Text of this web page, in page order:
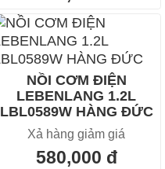
NỒI CƠM ĐIỆN
LEBENLANG 1.2L
LBL0589W HÀNG ĐỨC
Xả hàng giảm giá
580,000 đ